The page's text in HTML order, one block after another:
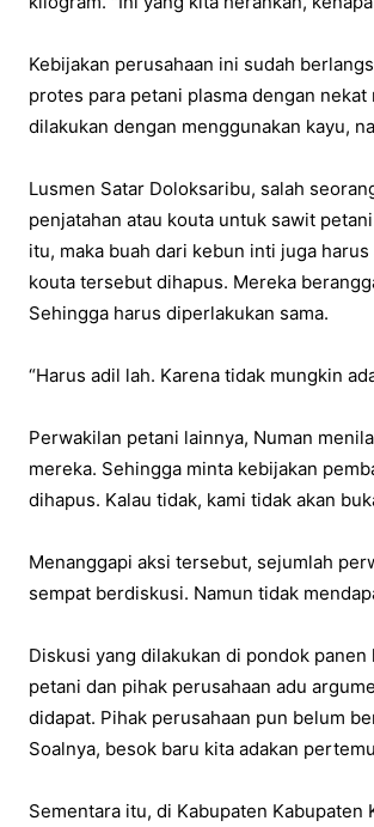
Kebijakan perusahaan ini sudah
protes para petani plasma dengan
dilakukan dengan menggunakan kayu,
Lusmen Satar Doloksaribu, salah
penjatahan atau kouta untuk sawit
itu, maka buah dari kebun inti juga
kouta tersebut dihapus. Mereka
Sehingga harus diperlakukan sama.
“Harus adil lah. Karena tidak mungkin
Perwakilan petani lainnya, Numan
mereka. Sehingga minta kebijakan
dihapus. Kalau tidak, kami tidak akan
Menanggapi aksi tersebut, sejumlah
sempat berdiskusi. Namun tidak
Diskusi yang dilakukan di pondok
petani dan pihak perusahaan adu
didapat. Pihak perusahaan pun belum
Soalnya, besok baru kita adakan
Sementara itu, di Kabupaten Kabupaten